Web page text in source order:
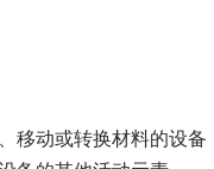
移动或转换材料的设备